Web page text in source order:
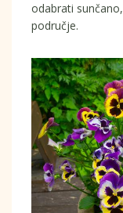
odabrati
područje.